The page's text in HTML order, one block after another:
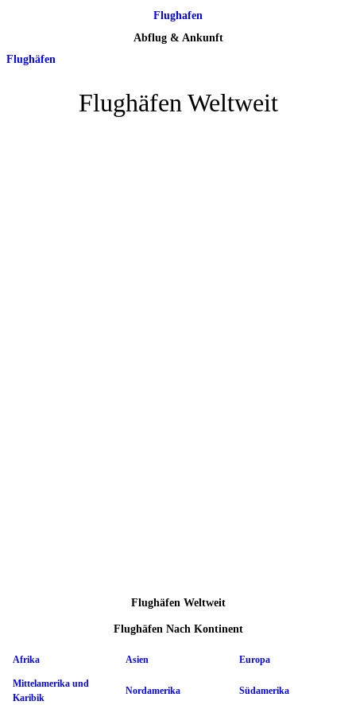
Flughafen
Abflug & Ankunft
Flughäfen
Flughäfen Weltweit
Flughäfen Weltweit
Flughäfen Nach Kontinent
Afrika Asien Europa
Mittelamerika und
Karibik
Nordamerika Südamerika